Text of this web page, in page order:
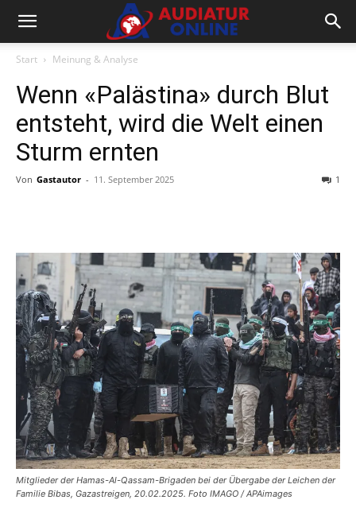
Start Meinung & Analyse
Wenn «Palästina» durch Blut
entsteht, wird die Welt einen
Sturm ernten
Von Gastautor - 11. September 2025 1
Mitglieder der Hamas-Al-Qassam-Brigaden bei der Übergabe der Leichen der
Familie Bibas, Gazastreigen, 20.02.2025. Foto IMAGO / APAimages